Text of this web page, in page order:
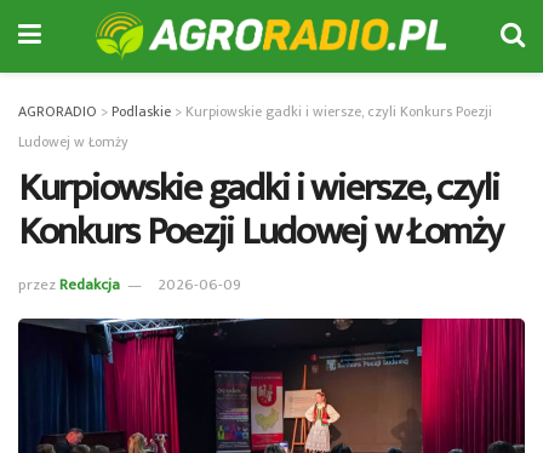
AGRORADIO >Podlaskie > Kurpiowskie gadki i wiersze, czyli Konkurs Poezji
Ludowej w Łomży
Kurpiowskie gadki i wiersze, czyli
Konkurs Poezji Ludowej w Łomży
przezRedakcja 2026-06-09